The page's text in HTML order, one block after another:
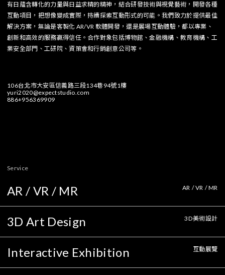
有日蘊含轉化的力量與日益求精的精神，結合研發技術與視覺藝術，開發各種
互動項目，把想像變成實際，持續探索互動形式的可能。我們致力於提供最佳
解決方案，無論是客製化 AR/VR 軟體開發，還是展場互動體驗，都以專業、
創新和高效的服務贏得信任。合作對象包括博物館、金融機構、教育機構、工
業安全部門、工研院、資策會和行銷創意公司等。
106台北市大安區信義路三段134巷94號1樓
yuri2020@expectstudio.com
886+956369909
Service
AR / VR / MR AR / VR / MR
3D Art Design 3D美術設計
Interactive Exhibition 互動展覽